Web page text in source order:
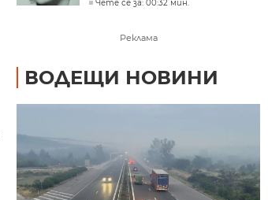
Чете се за: 00:32 мин.
Реклама
ВОДЕЩИ НОВИНИ